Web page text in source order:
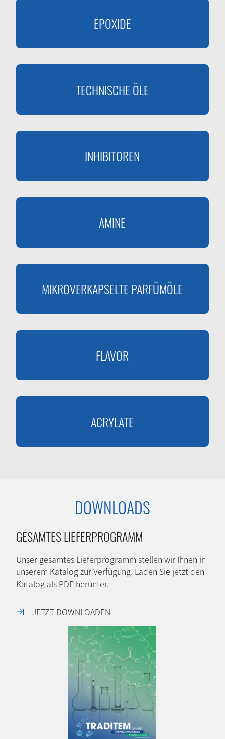
EPOXIDE
TECHNISCHE ÖLE
INHIBITOREN
AMINE
MIKROVERKAPSELTE PARFÜMÖLE
FLAVOR
ACRYLATE
DOWNLOADS
GESAMTES LIEFERPROGRAMM
Unser gesamtes Lieferprogramm stellen wir Ihnen in
unserem Katalog zur Verfügung. Laden Sie jetzt den
Katalog als PDF herunter.
JETZT DOWNLOADEN